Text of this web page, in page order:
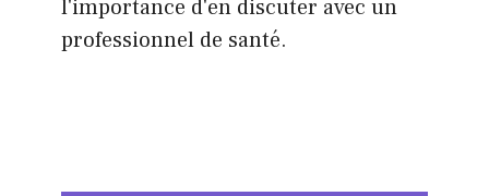
l'importance d'en discuter avec un
professionnel de santé.